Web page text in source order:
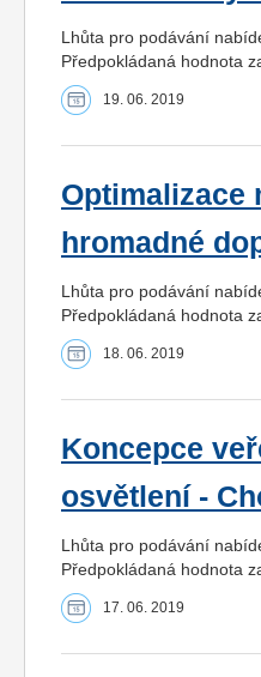
Lhůta pro podávání
Předpokládaná hodnota
19. 06. 2019
Optimalizace
hromadné
Lhůta pro podávání
Předpokládaná hodnota
18. 06. 2019
Koncepce
osvětlení -
Lhůta pro podávání
Předpokládaná hodnota
17. 06. 2019